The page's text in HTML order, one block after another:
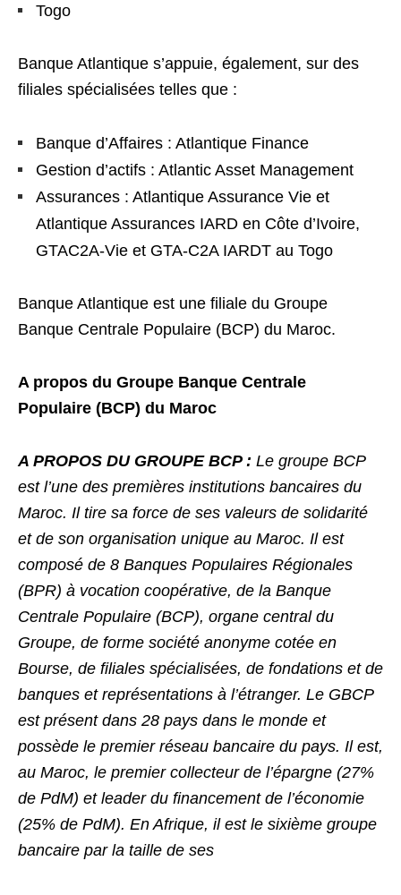
Togo
Banque Atlantique s’appuie, également, sur des
filiales spécialisées telles que :
Banque d’Affaires : Atlantique Finance
Gestion d’actifs : Atlantic Asset Management
Assurances : Atlantique Assurance Vie et
Atlantique Assurances IARD en Côte d’Ivoire,
GTAC2A-Vie et GTA-C2A IARDT au Togo
Banque Atlantique est une filiale du Groupe
Banque Centrale Populaire (BCP) du Maroc.
A propos du Groupe Banque Centrale
Populaire (BCP) du Maroc
A PROPOS DU GROUPE BCP : Le groupe BCP
est l’une des premières institutions bancaires du
Maroc. Il tire sa force de ses valeurs de solidarité
et de son organisation unique au Maroc. Il est
composé de 8 Banques Populaires Régionales
(BPR) à vocation coopérative, de la Banque
Centrale Populaire (BCP), organe central du
Groupe, de forme société anonyme cotée en
Bourse, de filiales spécialisées, de fondations et de
banques et représentations à l’étranger. Le GBCP
est présent dans 28 pays dans le monde et
possède le premier réseau bancaire du pays. Il est,
au Maroc, le premier collecteur de l’épargne (27%
de PdM) et leader du financement de l’économie
(25% de PdM). En Afrique, il est le sixième groupe
bancaire par la taille de ses